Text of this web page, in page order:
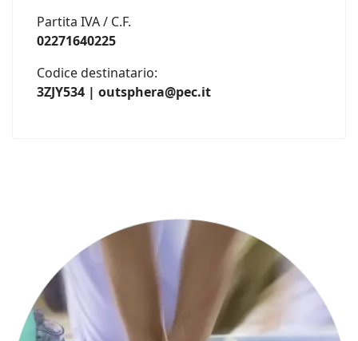
Partita IVA / C.F.
02271640225
Codice destinatario:
3ZJY534 | outsphera@pec.it